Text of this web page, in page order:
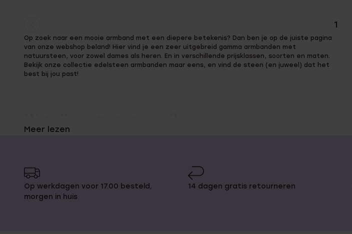
pagina
1
naar
pagina
Op zoek naar een mooie armband met een diepere betekenis? Dan ben je op de juiste pagina
van onze webshop beland! Hier vind je een zeer uitgebreid gamma armbanden met
natuursteen, voor zowel dames als heren. En in verschillende prijsklassen, soorten en maten.
Bekijk onze collectie edelsteen armbanden maar eens, en vind de steen (en juweel) dat het
best bij jou past!
oneindig veel soorten natuursteen, zoals turquoise, malachiet, amethist en tijgeroog. Elke
edelsteen heeft een andere kleur, werking en symboliek. Natuurstenen die verwerkt zijn in
sieraden geven op deze manier een extra betekenis aan je toch al waardevolle juweel.
Meer lezen
Op werkdagen voor 17.00 besteld,
morgen in huis
14 dagen gratis retourneren